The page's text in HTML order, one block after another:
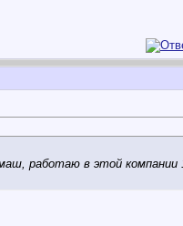
работаю в этой